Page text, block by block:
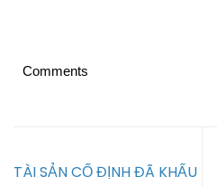
Comments
TÀI SẢN CỐ ĐỊNH ĐÃ KHẤU